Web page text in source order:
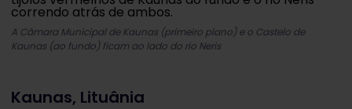
A Câmara Municipal de Kaunas (primeiro plano) e o Castelo de
Kaunas (ao fundo) ficam ao lado do rio Neris
Kaunas, Lituânia